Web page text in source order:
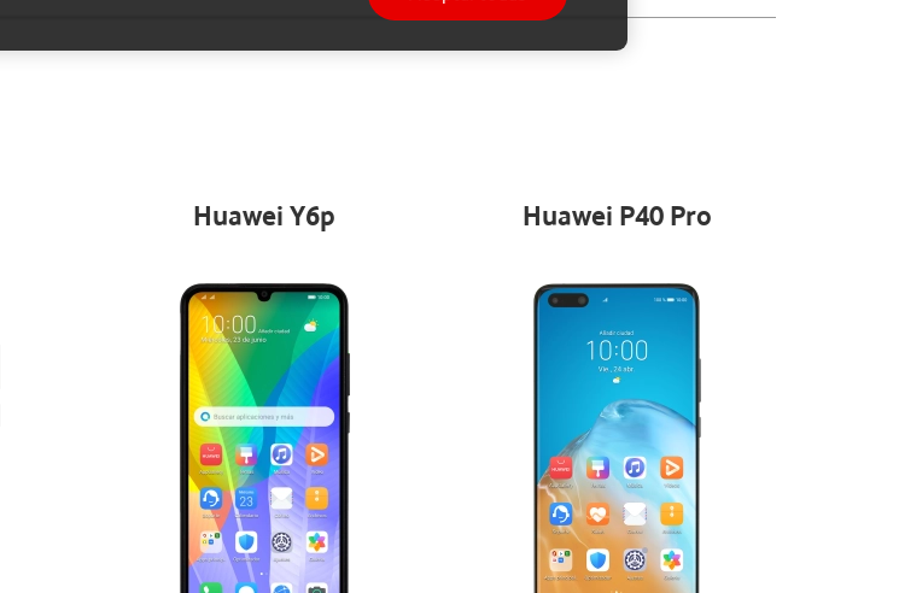
Huawei Y6p Huawei P40 Pro